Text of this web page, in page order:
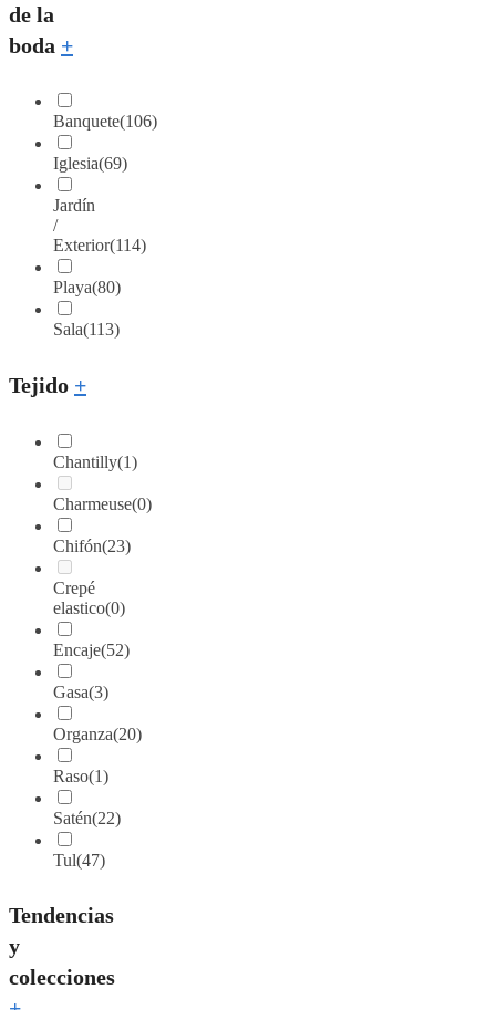
de la
boda +
Banquete(106)
Iglesia(69)
Jardín
/
Exterior(114)
Playa(80)
Sala(113)
Tejido +
Chantilly(1)
Charmeuse(0)
Chifón(23)
Crepé
elastico(0)
Encaje(52)
Gasa(3)
Organza(20)
Raso(1)
Satén(22)
Tul(47)
Tendencias
y
colecciones